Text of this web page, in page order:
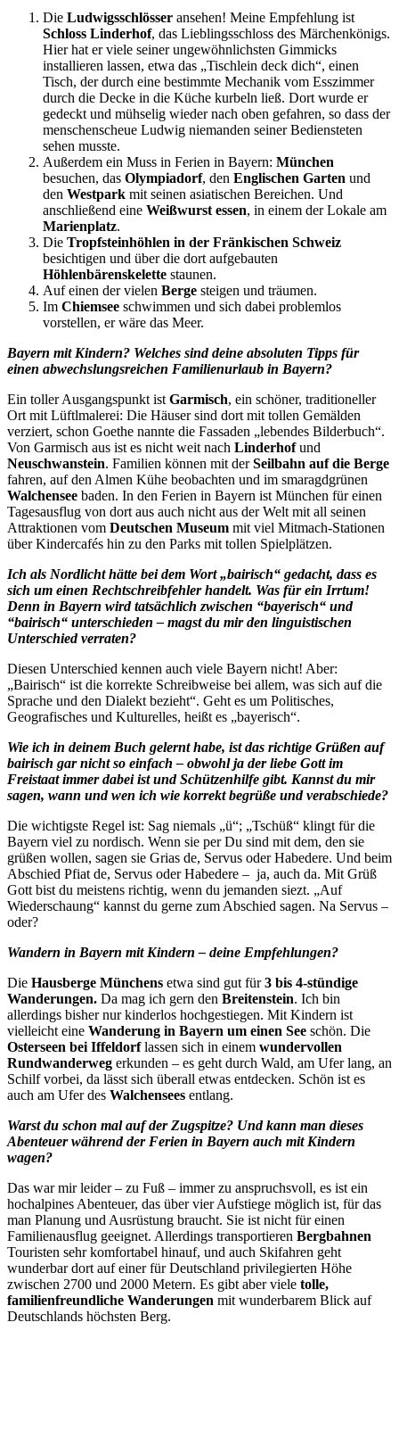
Die Ludwigsschlösser ansehen! Meine Empfehlung ist
Schloss Linderhof, das Lieblingsschloss des Märchenkönigs.
Hier hat er viele seiner ungewöhnlichsten Gimmicks
installieren lassen, etwa das „Tischlein deck dich“, einen
Tisch, der durch eine bestimmte Mechanik vom Esszimmer
durch die Decke in die Küche kurbeln ließ. Dort wurde er
gedeckt und mühselig wieder nach oben gefahren, so dass der
menschenscheue Ludwig niemanden seiner Bediensteten
sehen musste.
Außerdem ein Muss in Ferien in Bayern: München
besuchen, das Olympiadorf, den Englischen Garten und
den Westpark mit seinen asiatischen Bereichen. Und
anschließend eine Weißwurst essen, in einem der Lokale am
Marienplatz.
Die Tropfsteinhöhlen in der Fränkischen Schweiz
besichtigen und über die dort aufgebauten
Höhlenbärenskelette staunen.
Auf einen der vielen Berge steigen und träumen.
Im Chiemsee schwimmen und sich dabei problemlos
vorstellen, er wäre das Meer.
Bayern mit Kindern? Welches sind deine absoluten Tipps für
einen abwechslungsreichen Familienurlaub in Bayern?
Ein toller Ausgangspunkt ist Garmisch, ein schöner, traditioneller
Ort mit Lüftlmalerei: Die Häuser sind dort mit tollen Gemälden
verziert, schon Goethe nannte die Fassaden „lebendes Bilderbuch“.
Von Garmisch aus ist es nicht weit nach Linderhofund
Neuschwanstein. Familien können mit derSeilbahn auf die Berge
fahren, auf den Almen Kühe beobachten und im smaragdgrünen
Walchensee baden. In den Ferien in Bayern ist München für einen
Tagesausflug von dort aus auch nicht aus der Welt mit all seinen
Attraktionen vom Deutschen Museum mit viel Mitmach-Stationen
über Kindercafés hin zu den Parks mit tollen Spielplätzen.
Ich als Nordlicht hätte bei dem Wort „bairisch“ gedacht, dass es
sich um einen Rechtschreibfehler handelt. Was für ein Irrtum!
Denn in Bayern wird tatsächlich zwischen “bayerisch“ und
“bairisch“ unterschieden – magst du mir den linguistischen
Unterschied verraten?
Diesen Unterschied kennen auch viele Bayern nicht! Aber:
„Bairisch“ ist die korrekte Schreibweise bei allem, was sich auf die
Sprache und den Dialekt bezieht“. Geht es um Politisches,
Geografisches und Kulturelles, heißt es „bayerisch“.
Wie ich in deinem Buch gelernt habe, ist das richtige Grüßen auf
bairisch gar nicht so einfach – obwohl ja der liebe Gott im
Freistaat immer dabei ist und Schützenhilfe gibt. Kannst du mir
sagen, wann und wen ich wie korrekt begrüße und verabschiede?
Die wichtigste Regel ist: Sag niemals „ü“; „Tschüß“ klingt für die
Bayern viel zu nordisch. Wenn sie per Du sind mit dem, den sie
grüßen wollen, sagen sie Grias de, Servus oder Habedere. Und beim
Abschied Pfiat de, Servus oder Habedere – ja, auch da. Mit Grüß
Gott bist du meistens richtig, wenn du jemanden siezt. „Auf
Wiederschaung“ kannst du gerne zum Abschied sagen. Na Servus –
oder?
Wandern in Bayern mit Kindern – deine Empfehlungen?
Die Hausberge Münchens etwa sind gut für3 bis 4-stündige
Wanderungen. Da mag ich gern den Breitenstein. Ich bin
allerdings bisher nur kinderlos hochgestiegen. Mit Kindern ist
vielleicht eine Wanderung in Bayern um einen See schön. Die
Osterseen bei Iffeldorflassen sich in einem wundervollen
Rundwanderweg erkunden – es geht durch Wald, am Ufer lang, an
Schilf vorbei, da lässt sich überall etwas entdecken. Schön ist es
auch am Ufer des Walchensees entlang.
Warst du schon mal auf der Zugspitze? Und kann man dieses
Abenteuer während der Ferien in Bayern auch mit Kindern
wagen?
Das war mir leider – zu Fuß – immer zu anspruchsvoll, es ist ein
hochalpines Abenteuer, das über vier Aufstiege möglich ist, für das
man Planung und Ausrüstung braucht. Sie ist nicht für einen
Familienausflug geeignet. Allerdings transportieren Bergbahnen
Touristen sehr komfortabel hinauf, und auch Skifahren geht
wunderbar dort auf einer für Deutschland privilegierten Höhe
zwischen 2700 und 2000 Metern. Es gibt aber viele tolle,
familienfreundliche Wanderungen mit wunderbarem Blick auf
Deutschlands höchsten Berg.